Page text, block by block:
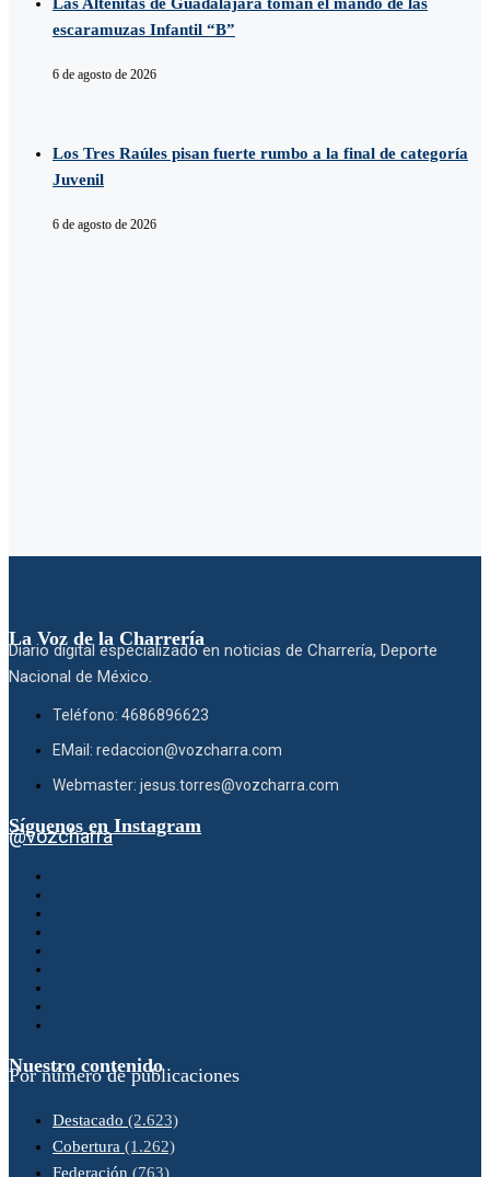
Las Alteñitas de Guadalajara toman el mando de las
escaramuzas Infantil “B”
6 de agosto de 2026
Los Tres Raúles pisan fuerte rumbo a la final de categoría
Juvenil
6 de agosto de 2026
La Voz de la Charrería
Diario digital especializado en noticias de Charrería, Deporte
Nacional de México.
Teléfono: 4686896623
EMail: redaccion@vozcharra.com
Webmaster: jesus.torres@vozcharra.com
Síguenos en Instagram
@vozcharra
Nuestro contenido
Por número de publicaciones
Destacado (2.623)
Cobertura (1.262)
Federación (763)